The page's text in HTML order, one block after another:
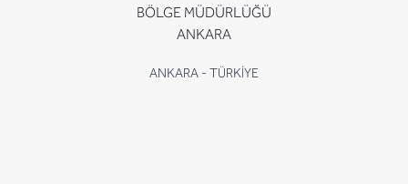
BÖLGE MÜDÜRLÜĞÜ
ANKARA
ANKARA - TÜRKİYE